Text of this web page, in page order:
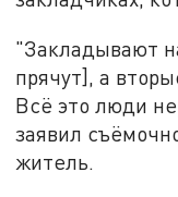
"Закладывают
прячут], а
Всё это люди
заявил
житель.